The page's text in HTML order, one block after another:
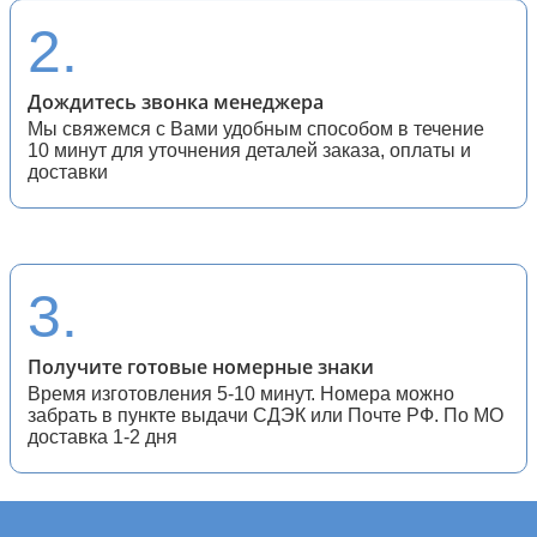
2.
Дождитесь звонка менеджера
Мы свяжемся с Вами удобным способом в течение
10 минут для уточнения деталей заказа, оплаты и
доставки
3.
Получите готовые номерные знаки
Время изготовления 5-10 минут. Номера можно
забрать в пункте выдачи СДЭК или Почте РФ. По МО
доставка 1-2 дня